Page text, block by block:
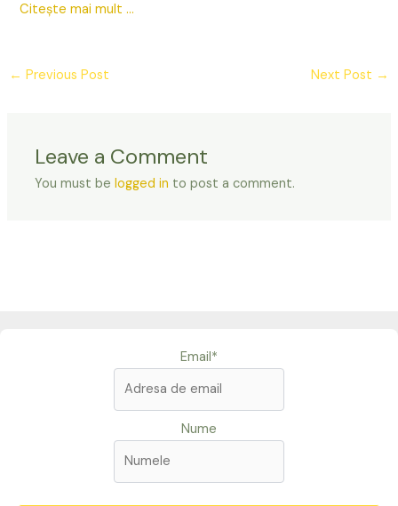
Citește mai mult …
← Previous Post Next Post →
Leave a Comment
You must belogged in to post a comment.
Email*
Nume